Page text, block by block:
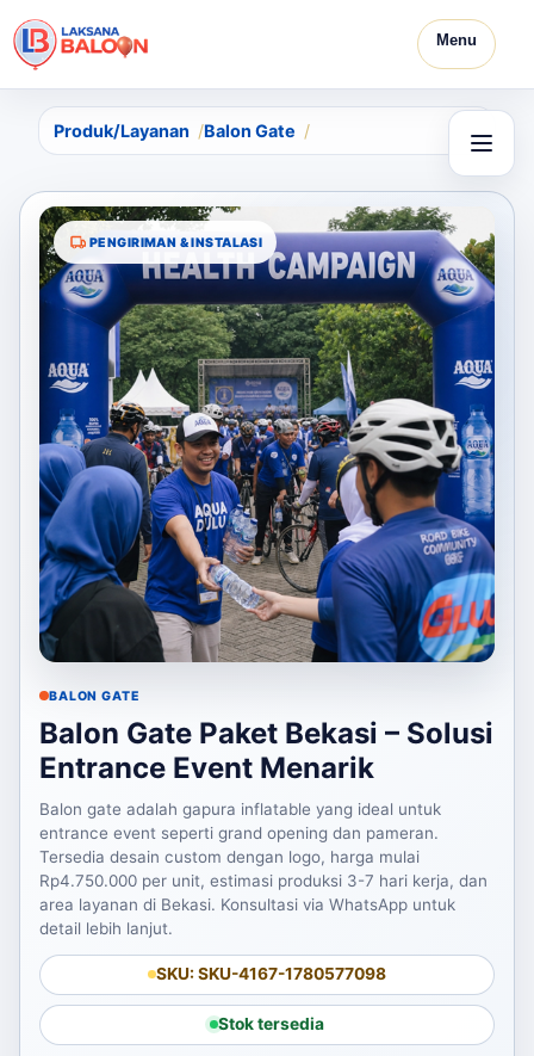
Menu
Produk/Layanan Balon Gate
PENGIRIMAN & INSTALASI
BALON GATE
Balon Gate Paket Bekasi – Solusi
Entrance Event Menarik
Balon gate adalah gapura inflatable yang ideal untuk
entrance event seperti grand opening dan pameran.
Tersedia desain custom dengan logo, harga mulai
Rp4.750.000 per unit, estimasi produksi 3-7 hari kerja, dan
area layanan di Bekasi. Konsultasi via WhatsApp untuk
detail lebih lanjut.
SKU: SKU-4167-1780577098
Stok tersedia